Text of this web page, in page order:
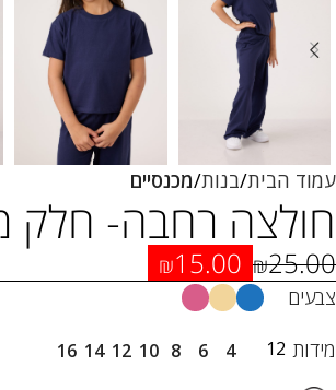
עמוד הבית בנות מכנסיים
חולצה רחבה- חלק
₪25.00
₪15.00
צבעים
מידות 12
4
6
8
10
12
14
16